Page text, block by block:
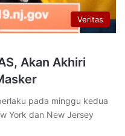
Veritas
Akan Akhiri
pada minggu kedua
York dan New Jersey